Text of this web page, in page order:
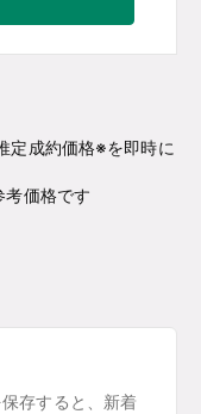
定成約価格※を即時に
考価格です
存すると、新着